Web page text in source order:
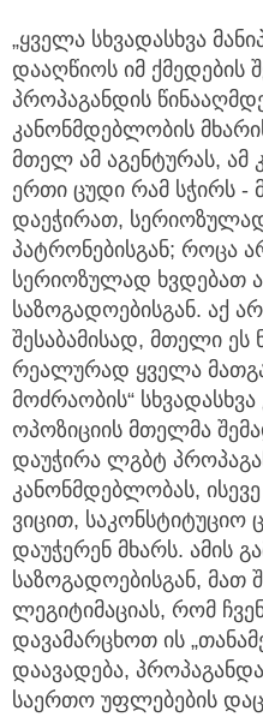
„ყველა სხვადასხვა
დააღწიოს იმ ქმედების
პროპაგანდის
კანონმდებლობის
მთელ ამ აგენტურას, ამ
ერთი ცუდი რამ სჭირს -
დაეჭირათ,
პატრონებისგან; როცა
სერიოზულად ხვდებათ
საზოგადოებისგან. აქ
შესაბამისად, მთელი
რეალურად ყველა
მოძრაობის“
ოპოზიციის მთელმა
დაუჭირა ლგბტ
კანონმდებლობას,
ვიცით, საკონსტიტუციო
დაუჭერენ მხარს. ამის
საზოგადოებისგან, მათ
ლეგიტიმაციას, რომ
დავამარცხოთ ის
დაავადება,
საერთო უფლებების